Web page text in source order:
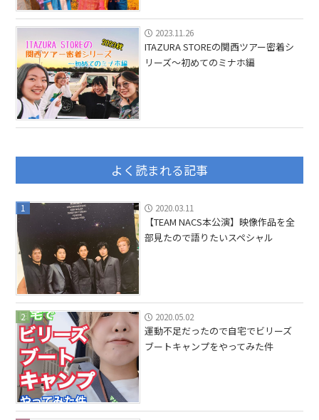
2023.11.26
ITAZURA STOREの関西ツアー密着シ
リーズ〜初めてのミナホ編
よく読まれる記事
1 2020.03.11
【TEAM NACS本公演】映像作品を全
部見たので語りたいスペシャル
2 2020.05.02
運動不足だったので自宅でビリーズ
ブートキャンプをやってみた件